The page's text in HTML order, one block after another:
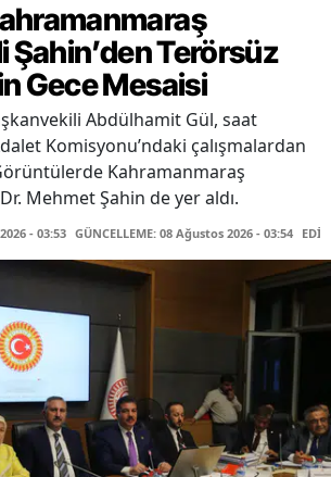
Terörsüz
Gece Mesaisi
Abdülhamit Gül, saat
Komisyonu’ndaki çalışmalardan
Kahramanmaraş
Mehmet Şahin de yer aldı.
- 03:53 GÜNCELLEME: 08 Ağustos 2026 - 03:54